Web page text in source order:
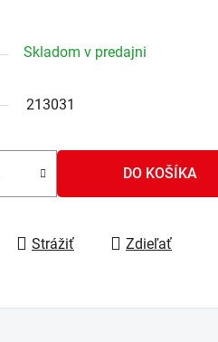
Skladom v predajni
213031
DO KOŠÍKA
Strážiť Zdieľať